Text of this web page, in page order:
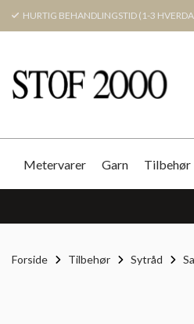
HURTIG BEHANDLINGSTID (1-3
Metervarer Garn Tilbehør
Forside Tilbehør Sytråd